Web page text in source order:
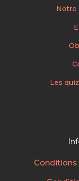
Notre
Les
Conditions